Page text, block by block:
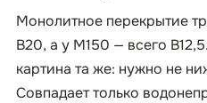
Монолитное перекрытие
B20, а у М150 — всего
картина та же: нужно не
Совпадает только